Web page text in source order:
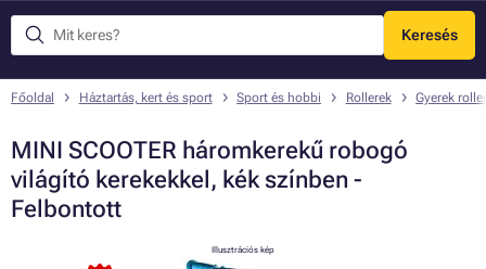
Keresés
Menü
Főoldal Háztartás, kert és sport Sport és hobbi Rollerek Gyerek
MINI SCOOTER háromkerekű robogó
világító kerekekkel, kék színben -
Felbontott
Illusztrációs kép